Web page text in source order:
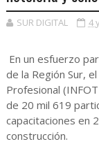
SUR DIGITAL 4
En un esfuerzo
de la Región Sur,
Profesional
de 20 mil 619
capacitaciones en
construcción.